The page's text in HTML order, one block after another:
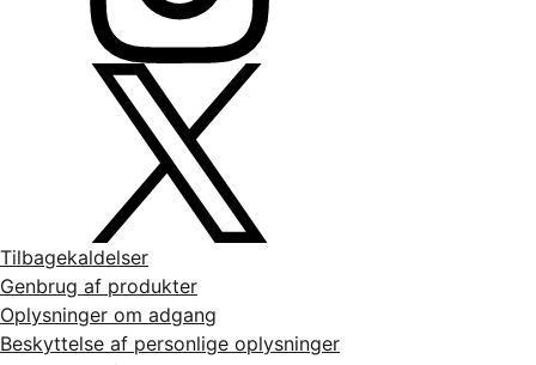
Tilbagekaldelser
Genbrug af produkter
Oplysninger om adgang
Beskyttelse af personlige oplysninger